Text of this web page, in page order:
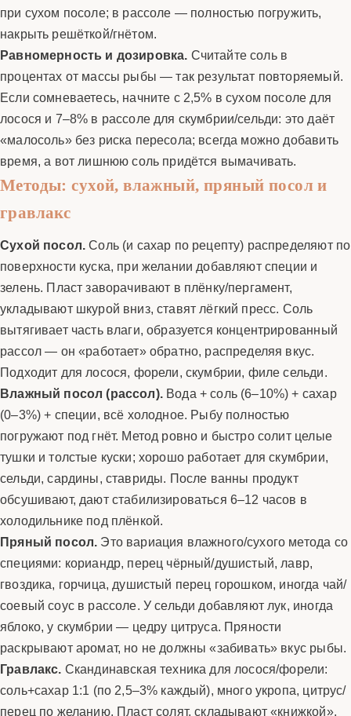
при сухом посоле; в рассоле — полностью погружить,
накрыть решёткой/гнётом.
Равномерность и дозировка. Считайте соль в
процентах от массы рыбы — так результат повторяемый.
Если сомневаетесь, начните с 2,5% в сухом посоле для
лосося и 7–8% в рассоле для скумбрии/сельди: это даёт
«малосоль» без риска пересола; всегда можно добавить
время, а вот лишнюю соль придётся вымачивать.
Методы: сухой, влажный, пряный посол и
гравлакс
Сухой посол.Соль (и сахар по рецепту) распределяют по
поверхности куска, при желании добавляют специи и
зелень. Пласт заворачивают в плёнку/пергамент,
укладывают шкурой вниз, ставят лёгкий пресс. Соль
вытягивает часть влаги, образуется концентрированный
рассол — он «работает» обратно, распределяя вкус.
Подходит для лосося, форели, скумбрии, филе сельди.
Влажный посол (рассол).Вода + соль (6–10%) + сахар
(0–3%) + специи, всё холодное. Рыбу полностью
погружают под гнёт. Метод ровно и быстро солит целые
тушки и толстые куски; хорошо работает для скумбрии,
сельди, сардины, ставриды. После ванны продукт
обсушивают, дают стабилизироваться 6–12 часов в
холодильнике под плёнкой.
Пряный посол. Это вариация влажного/сухого метода со
специями: кориандр, перец чёрный/душистый, лавр,
гвоздика, горчица, душистый перец горошком, иногда чай/
соевый соус в рассоле. У сельди добавляют лук, иногда
яблоко, у скумбрии — цедру цитруса. Пряности
раскрывают аромат, но не должны «забивать» вкус рыбы.
Гравлакс. Скандинавская техника для лосося/форели:
соль+сахар 1:1 (по 2,5–3% каждый), много укропа, цитрус/
перец по желанию. Пласт солят, складывают «книжкой»,